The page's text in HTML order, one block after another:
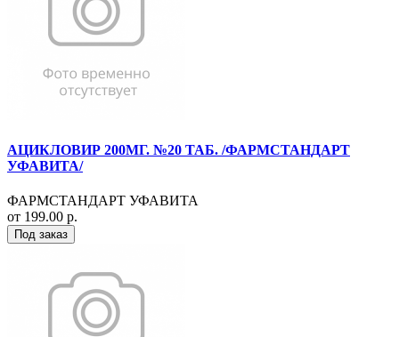
АЦИКЛОВИР 200МГ. №20 ТАБ. /ФАРМСТАНДАРТ
УФАВИТА/
ФАРМСТАНДАРТ УФАВИТА
от 199.00 р.
Под заказ